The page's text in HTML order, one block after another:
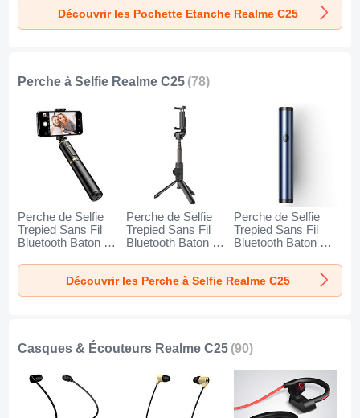
Découvrir les Pochette Etanche Realme C25
Perche à Selfie Realme C25 (78)
Perche de Selfie
Trepied Sans Fil
Bluetooth Baton de
Poche Universel
T34 pour Realme
C25 Or et Noir
Perche de Selfie
Trepied Sans Fil
Bluetooth Baton de
Poche Universel
T32 pour Realme
C25 Noir
Perche de Selfie
Trepied Sans Fil
Bluetooth Baton de
Poche Universel
T31 pour Realme
C25 Bleu
Découvrir les Perche à Selfie Realme C25
Casques & Écouteurs Realme C25 (90)